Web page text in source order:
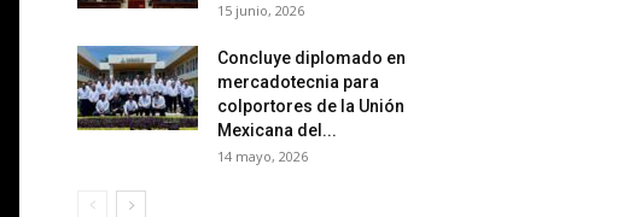
15 junio, 2026
Concluye diplomado en
mercadotecnia para
colportores de la Unión
Mexicana del...
14 mayo, 2026